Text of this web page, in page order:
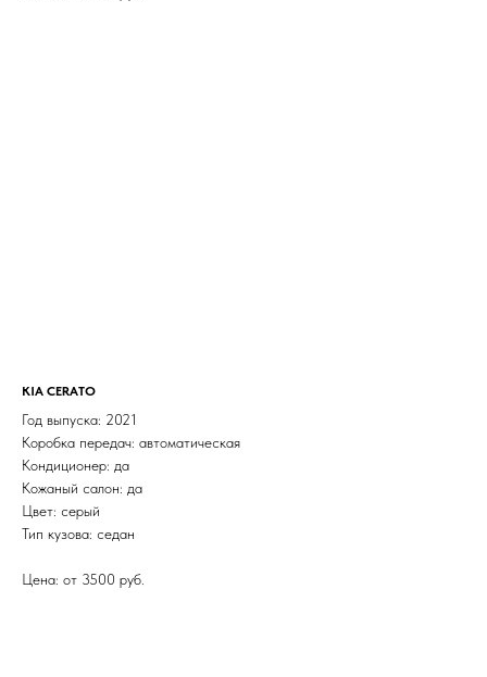
KIA CERATO
Год выпуска: 2021
Коробка передач: автоматическая
Кондиционер: да
Кожаный салон: да
Цвет: серый
Тип кузова: седан
Цена: от 3500 руб.